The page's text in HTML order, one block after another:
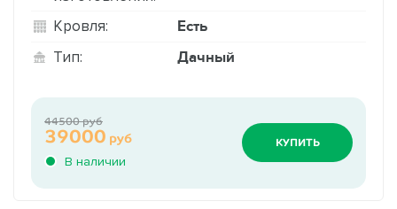
Кровля:
Есть
Тип: Дачный
В наличии
39000 руб
44500 руб
КУПИТЬ